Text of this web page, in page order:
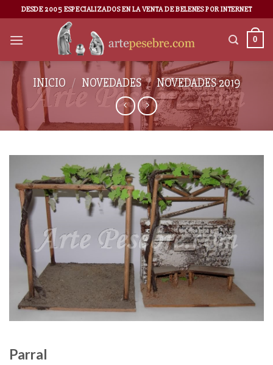
DESDE 2005 ESPECIALIZADOS EN LA VENTA DE BELENES POR INTERNET
0
INICIO / NOVEDADES / NOVEDADES 2019
Parral